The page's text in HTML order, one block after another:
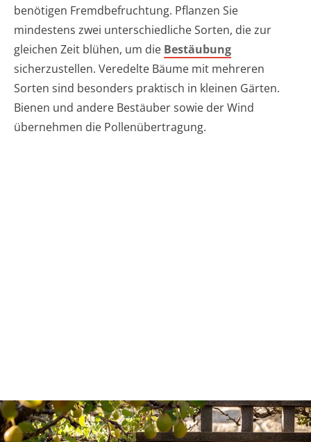
benötigen Fremdbefruchtung. Pflanzen Sie
mindestens zwei unterschiedliche Sorten, die zur
gleichen Zeit blühen, um die Bestäubung
sicherzustellen. Veredelte Bäume mit mehreren
Sorten sind besonders praktisch in kleinen Gärten.
Bienen und andere Bestäuber sowie der Wind
übernehmen die Pollenübertragung.